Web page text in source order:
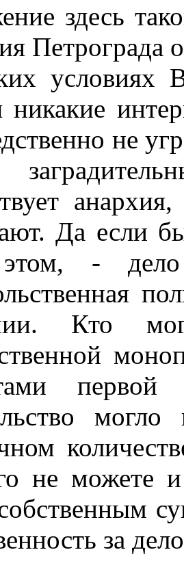
здесь
Петрограда
условиях
никакие
не
Да если
-
Кто
не можете
за